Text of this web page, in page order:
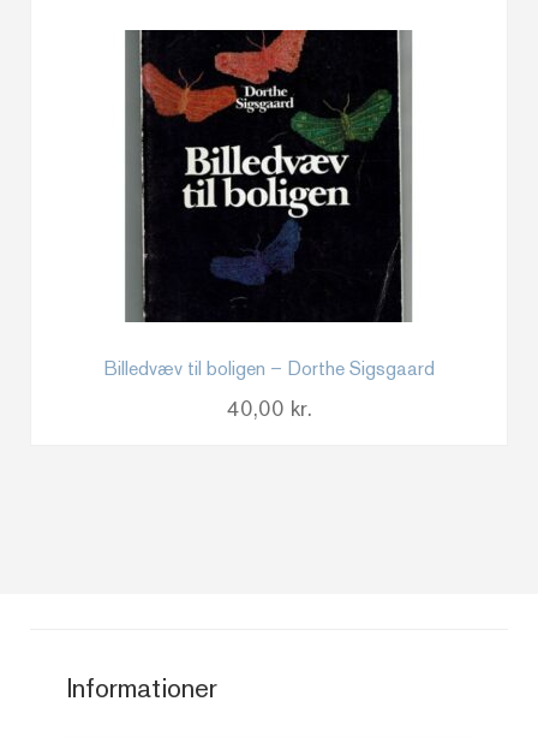
Billedvæv til boligen – Dorthe Sigsgaard
40,00 kr.
Informationer